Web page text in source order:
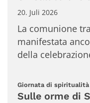
20. Juli 2026
La comunione
manifestata
della
Giornata di
Sulle orme di